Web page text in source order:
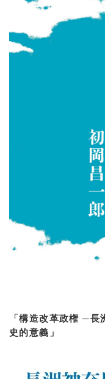
「構造改革政権 ─
史的意義」